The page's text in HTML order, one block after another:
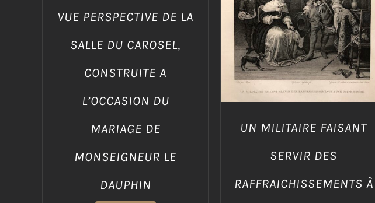
VUE PERSPECTIVE DE LA
SALLE DU CAROSEL,
CONSTRUITE A
L’OCCASION DU
MARIAGE DE
MONSEIGNEUR LE
DAUPHIN
DETTAGLI
UN MILITAIRE FAISANT
SERVIR DES
RAFFRAICHISSEMENTS À